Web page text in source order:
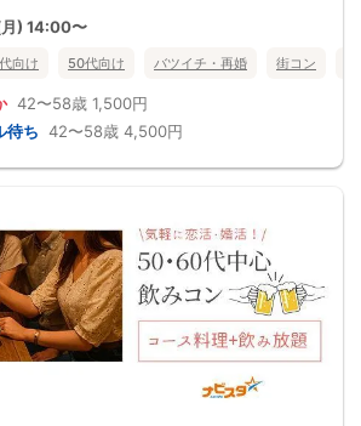
) 14:00〜
向け 50代向け バツイチ・再婚 街コン
42〜58歳 1,500円
待ち 42〜58歳 4,500円